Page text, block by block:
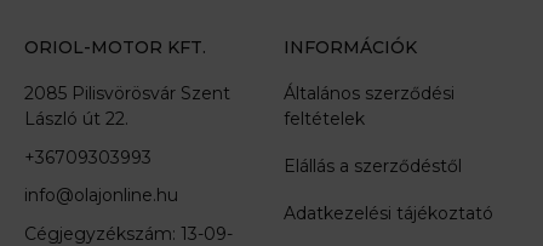
ORIOL-MOTOR KFT.
2085 Pilisvörösvár Szent
László út 22.
+36709303993
info@olajonline.hu
Cégjegyzékszám: 13-09-
INFORMÁCIÓK
Általános szerződési
feltételek
Elállás a szerződéstől
Adatkezelési tájékoztató